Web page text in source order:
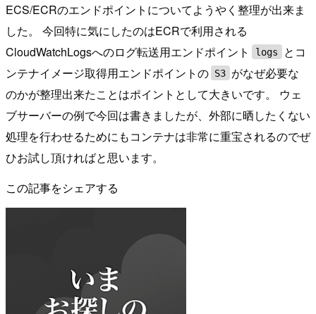
ECS/ECRのエンドポイントについてようやく整理が出来ま
した。 今回特に気にしたのはECRで利用される
CloudWatchLogsへのログ転送用エンドポイント
logs
とコ
ンテナイメージ取得用エンドポイントの S3 がなぜ必要な
のかが整理出来たことはポイントとして大きいです。 ウェ
ブサーバーの例で今回は書きましたが、外部に晒したくない
処理を行わせるためにもコンテナは非常に重宝されるのでぜ
ひお試し頂ければと思います。
この記事をシェアする